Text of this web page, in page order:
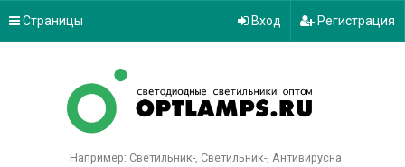
Страницы Вход Регистрация
Например: Светильник- Светильник- Антивирусна